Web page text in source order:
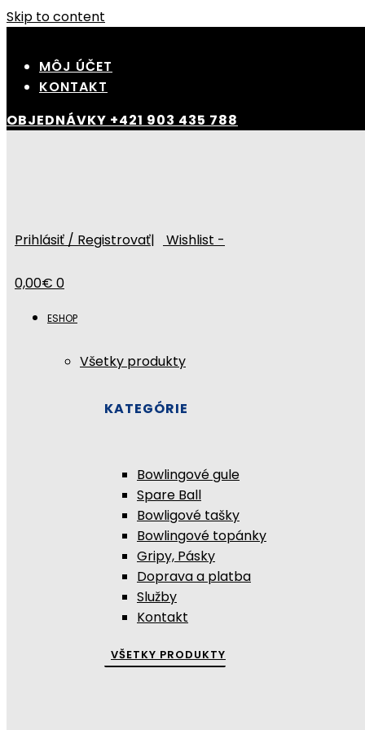
Skip to content
MÔJ ÚČET
KONTAKT
OBJEDNÁVKY +421 903 435 788
Prihlásiť / Registrovať| Wishlist -
0,00€ 0
ESHOP
Všetky produkty
KATEGÓRIE
Bowlingové gule
Spare Ball
Bowligové tašky
Bowlingové topánky
Gripy, Pásky
Doprava a platba
Služby
Kontakt
VŠETKY PRODUKTY